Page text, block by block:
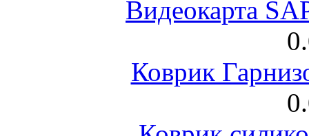
Видеокарта
Коврик